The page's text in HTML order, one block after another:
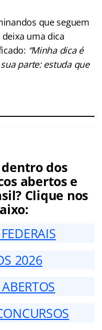
que seguem
uma dica
“Minha dica é
parte: estuda que
dos
abertos e
Clique nos
2026